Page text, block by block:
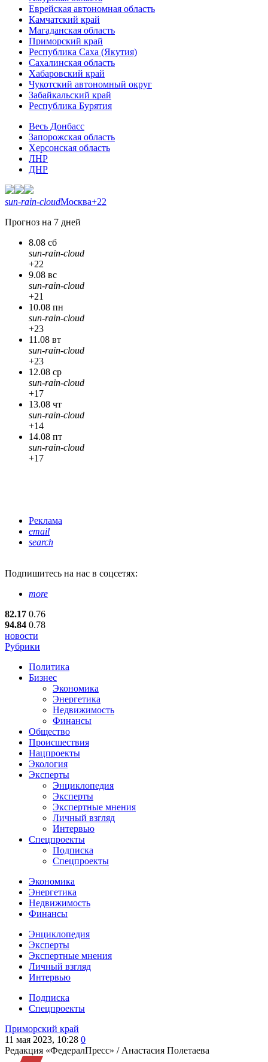
Еврейская автономная область
Камчатский край
Магаданская область
Приморский край
Республика Саха (Якутия)
Сахалинская область
Хабаровский край
Чукотский автономный округ
Забайкальский край
Республика Бурятия
Весь Донбасс
Запорожская область
Херсонская область
ЛНР
ДНР
sun-rain-cloudМосква+22
Прогноз на 7 дней
8.08 сб
sun-rain-cloud
+22
9.08 вс
sun-rain-cloud
+21
10.08 пн
sun-rain-cloud
+23
11.08 вт
sun-rain-cloud
+23
12.08 ср
sun-rain-cloud
+17
13.08 чт
sun-rain-cloud
+14
14.08 пт
sun-rain-cloud
+17
Реклама
email
search
Подпишитесь на нас в соцсетях:
more
82.17 0.76
94.84 0.78
новости
Рубрики
Политика
Бизнес
Экономика
Энергетика
Недвижимость
Финансы
Общество
Происшествия
Нацпроекты
Экология
Эксперты
Энциклопедия
Эксперты
Экспертные мнения
Личный взгляд
Интервью
Спецпроекты
Подписка
Спецпроекты
Экономика
Энергетика
Недвижимость
Финансы
Энциклопедия
Эксперты
Экспертные мнения
Личный взгляд
Интервью
Подписка
Спецпроекты
Приморский край
11 мая 2023, 10:28 0
Редакция «ФедералПресс» / Анастасия Полетаева